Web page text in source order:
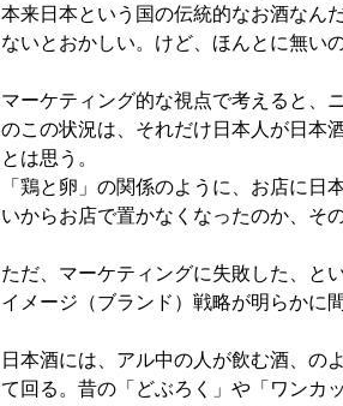
本来日本という国の伝統的なお酒なん
ないとおかしい。けど、ほんとに無いの
マーケティング的な視点で考えると、
のこの状況は、それだけ日本人が日本
とは思う。
「鶏と卵」の関係のように、お店に
いからお店で置かなくなったのか、そ
ただ、マーケティングに失敗した、と
イメージ（ブランド）戦略が明らかに
日本酒には、アル中の人が飲む酒、の
て回る。昔の「どぶろく」や「ワンカ